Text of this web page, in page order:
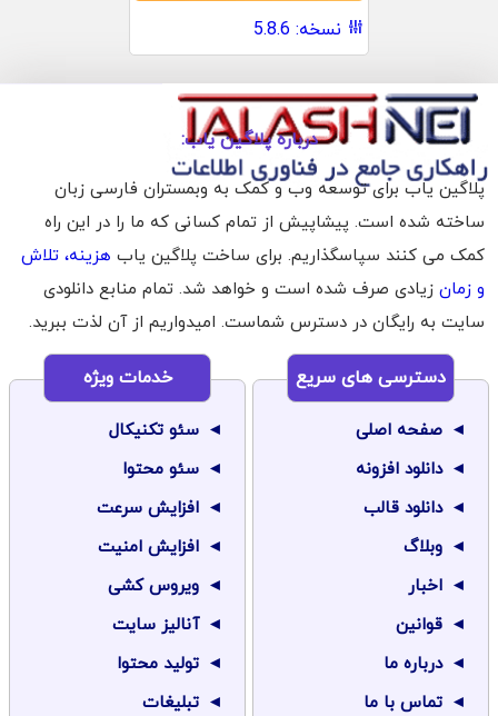
نسخه: 5.8.6
درباره پلاگین یاب:
پلاگین یاب برای توسعه وب و کمک به وبمستران فارسی زبان
ساخته شده است. پیشاپیش از تمام کسانی که ما را در این راه
کمک می کنند سپاسگذاریم. برای ساخت پلاگین یاب هزینه، تلاش
و زمان زیادی صرف شده است و خواهد شد. تمام منابع دانلودی
سایت به رایگان در دسترس شماست. امیدواریم از آن لذت ببرید.
دسترسی های سریع
صفحه اصلی
دانلود افزونه
دانلود قالب
وبلاگ
اخبار
قوانین
درباره ما
تماس با ما
خدمات ویژه
سئو تکنیکال
سئو محتوا
افزایش سرعت
افزایش امنیت
ویروس کشی
آنالیز سایت
تولید محتوا
تبلیغات